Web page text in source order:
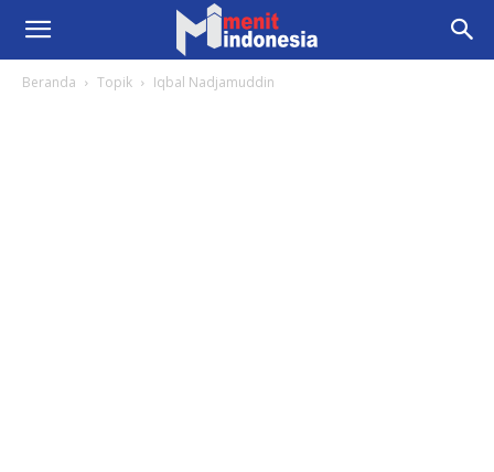
Beranda Topik Iqbal Nadjamuddin